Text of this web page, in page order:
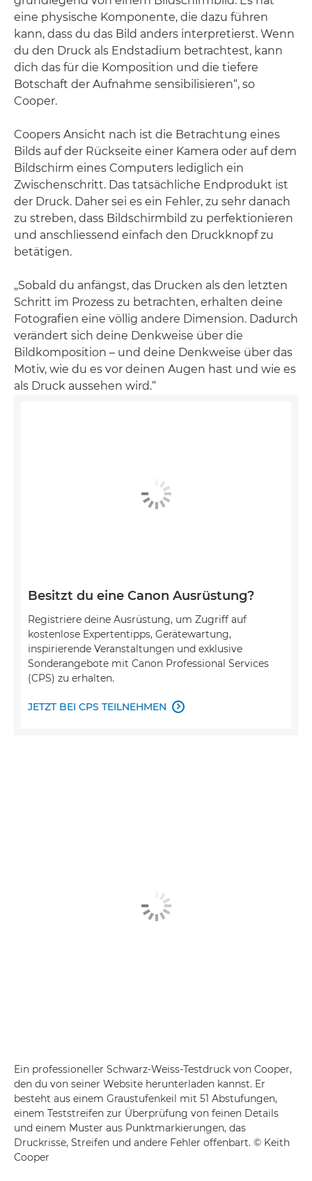
eine physische Komponente, die dazu führen
kann, dass du das Bild anders interpretierst. Wenn
du den Druck als Endstadium betrachtest, kann
dich das für die Komposition und die tiefere
Botschaft der Aufnahme sensibilisieren“, so
Cooper.
Coopers Ansicht nach ist die Betrachtung eines
Bilds auf der Rückseite einer Kamera oder auf dem
Bildschirm eines Computers lediglich ein
Zwischenschritt. Das tatsächliche Endprodukt ist
der Druck. Daher sei es ein Fehler, zu sehr danach
zu streben, dass Bildschirmbild zu perfektionieren
und anschliessend einfach den Druckknopf zu
betätigen.
„Sobald du anfängst, das Drucken als den letzten
Schritt im Prozess zu betrachten, erhalten deine
Fotografien eine völlig andere Dimension. Dadurch
verändert sich deine Denkweise über die
Bildkomposition – und deine Denkweise über das
Motiv, wie du es vor deinen Augen hast und wie es
als Druck aussehen wird.“
Besitzt du eine Canon Ausrüstung?
Registriere deine Ausrüstung, um Zugriff auf
kostenlose Expertentipps, Gerätewartung,
inspirierende Veranstaltungen und exklusive
Sonderangebote mit Canon Professional Services
(CPS) zu erhalten.
JETZT BEI CPS TEILNEHMEN 
Ein professioneller Schwarz-Weiss-Testdruck von Cooper,
den du von seiner Website herunterladen kannst. Er
besteht aus einem Graustufenkeil mit 51 Abstufungen,
einem Teststreifen zur Überprüfung von feinen Details
und einem Muster aus Punktmarkierungen, das
Druckrisse, Streifen und andere Fehler offenbart. © Keith
Cooper